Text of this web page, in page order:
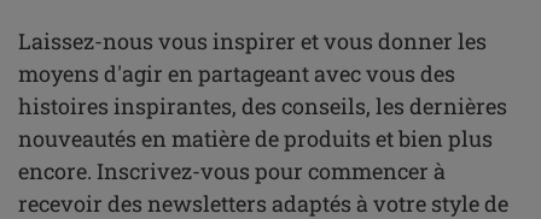
Laissez-nous vous inspirer et vous donner les
moyens d'agir en partageant avec vous des
histoires inspirantes, des conseils, les dernières
nouveautés en matière de produits et bien plus
encore. Inscrivez-vous pour commencer à
recevoir des newsletters adaptés à votre style de